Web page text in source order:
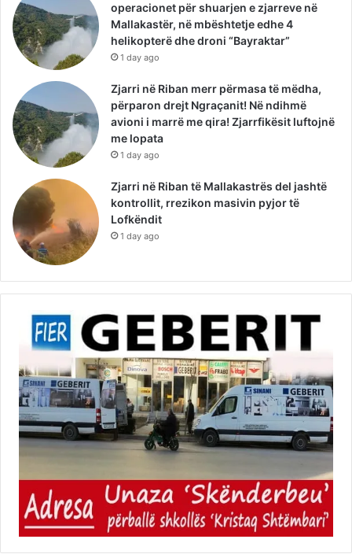
operacionet për shuarjen e zjarreve në
Mallakastër, në mbështetje edhe 4
helikopterë dhe droni “Bayraktar”
1 day ago
Zjarri në Riban merr përmasa të mëdha,
përparon drejt Ngraçanit! Në ndihmë
avioni i marrë me qira! Zjarrfikësit luftojnë
me lopata
1 day ago
Zjarri në Riban të Mallakastrës del jashtë
kontrollit, rrezikon masivin pyjor të
Lofkëndit
1 day ago